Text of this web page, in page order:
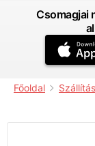
Csomagjai
Főoldal